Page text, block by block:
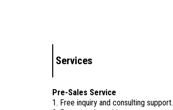
Services
Pre-Sales Service
1. Free inquiry and consulting support.